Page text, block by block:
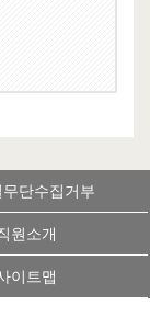
무단수집거부
원소개
이트맵